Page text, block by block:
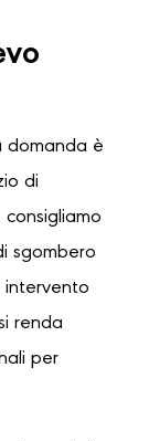
domanda è
di
sgombero
intervento
renda
per